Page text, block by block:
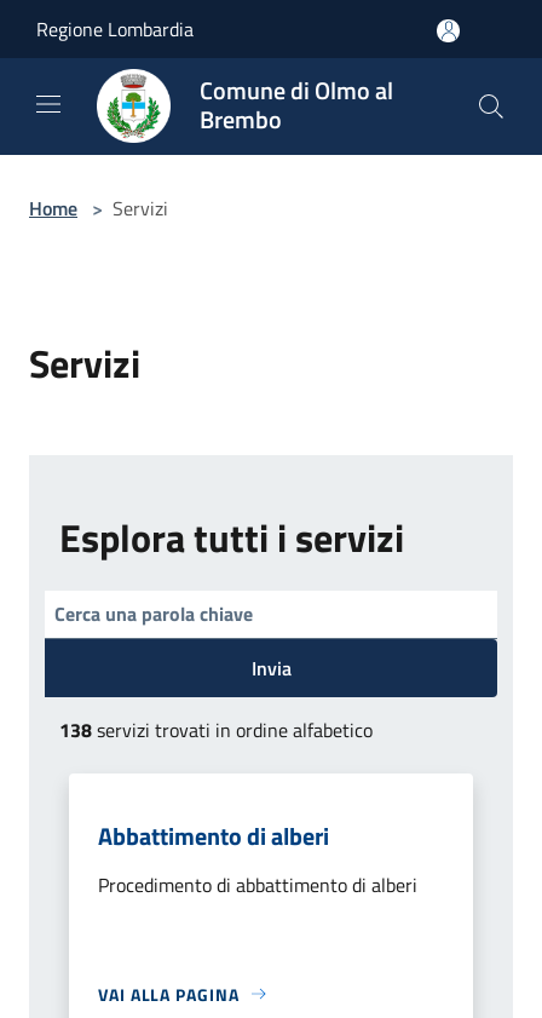
Regione Lombardia
Comune di Olmo al
Brembo
Home > Servizi
Servizi
Esplora tutti i servizi
Invia
138servizi trovati in ordine alfabetico
Abbattimento di alberi
Procedimento di abbattimento di alberi
VAI ALLA PAGINA